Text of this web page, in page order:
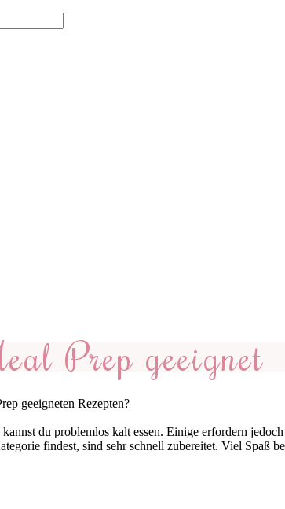
Prep geeignet
geeigneten Rezepten?
du problemlos kalt essen. Einige erfordern
findest, sind sehr schnell zubereitet. Viel Spaß